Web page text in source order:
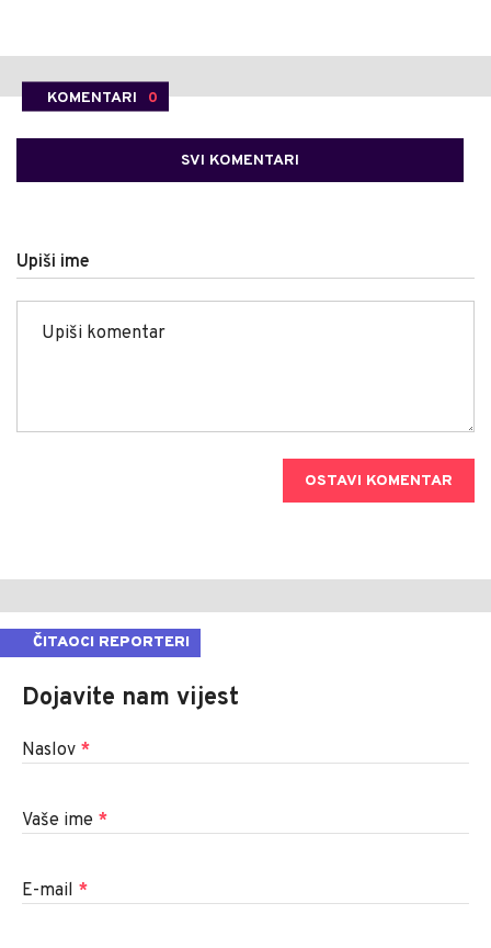
KOMENTARI 0
SVI KOMENTARI
Upiši ime
OSTAVI KOMENTAR
ČITAOCI REPORTERI
Dojavite nam vijest
Naslov *
Vaše ime *
E-mail *